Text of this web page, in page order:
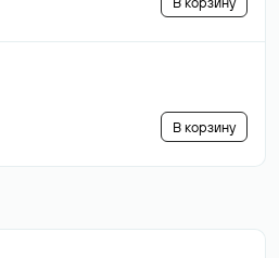
В корзину